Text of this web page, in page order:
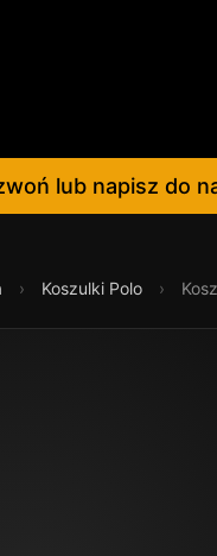
lub napisz do
› Koszulki Polo ›